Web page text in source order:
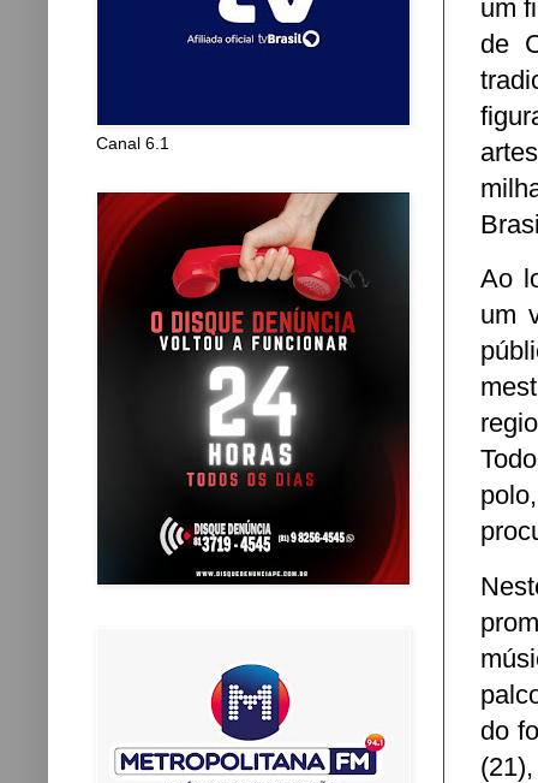
um
de
Ao
um
do
Canal 6.1